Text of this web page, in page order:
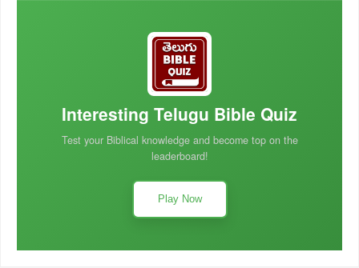
Interesting Telugu Bible Quiz
Test your Biblical knowledge and become top on the
leaderboard!
Play Now